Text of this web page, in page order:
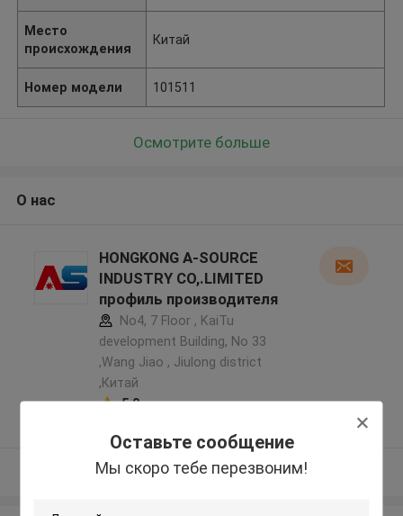
Оставьте сообщение
Мы скоро тебе перезвоним!
Место
происхождения
Китай
Номер модели 101511
Осмотрите больше
О нас
HONGKONG A-SOURCE
INDUSTRY CO,.LIMITED
профиль производителя
No4, 7 Floor , KaiTu
development Building, No 33
,Wang Jiao , Jiulong district
,Китай
5.0
поставщик
Осмотрите больше